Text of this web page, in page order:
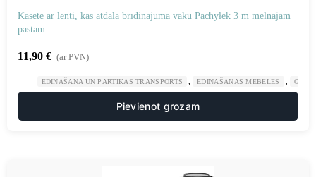
Kasete ar lenti, kas atdala brīdinājuma vāku Pachyłek 3 m melnajam
pastam
11,90 € (ar PVN)
ĒDINĀŠANA UN PĀRTIKAS TRANSPORTS ĒDINĀŠANAS MĒBELES
Pievienot grozam